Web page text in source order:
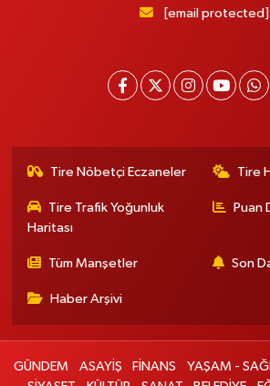
[email protected]
Tire Nöbetçi Eczaneler Tire
Tire Trafik Yoğunluk
Haritası
Puan
Tüm Manşetler Son
Haber Arşivi
GÜNDEM ASAYİŞ FİNANS YAŞAM -